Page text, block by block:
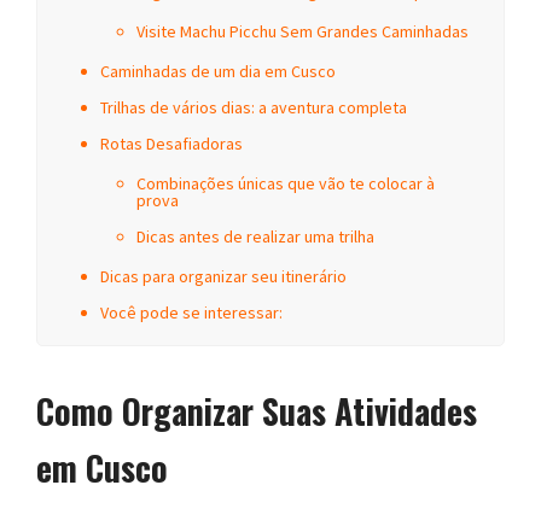
Visite Machu Picchu Sem Grandes Caminhadas
Caminhadas de um dia em Cusco
Trilhas de vários dias: a aventura completa
Rotas Desafiadoras
Combinações únicas que vão te colocar à
prova
Dicas antes de realizar uma trilha
Dicas para organizar seu itinerário
Você pode se interessar:
Como Organizar Suas Atividades
em Cusco